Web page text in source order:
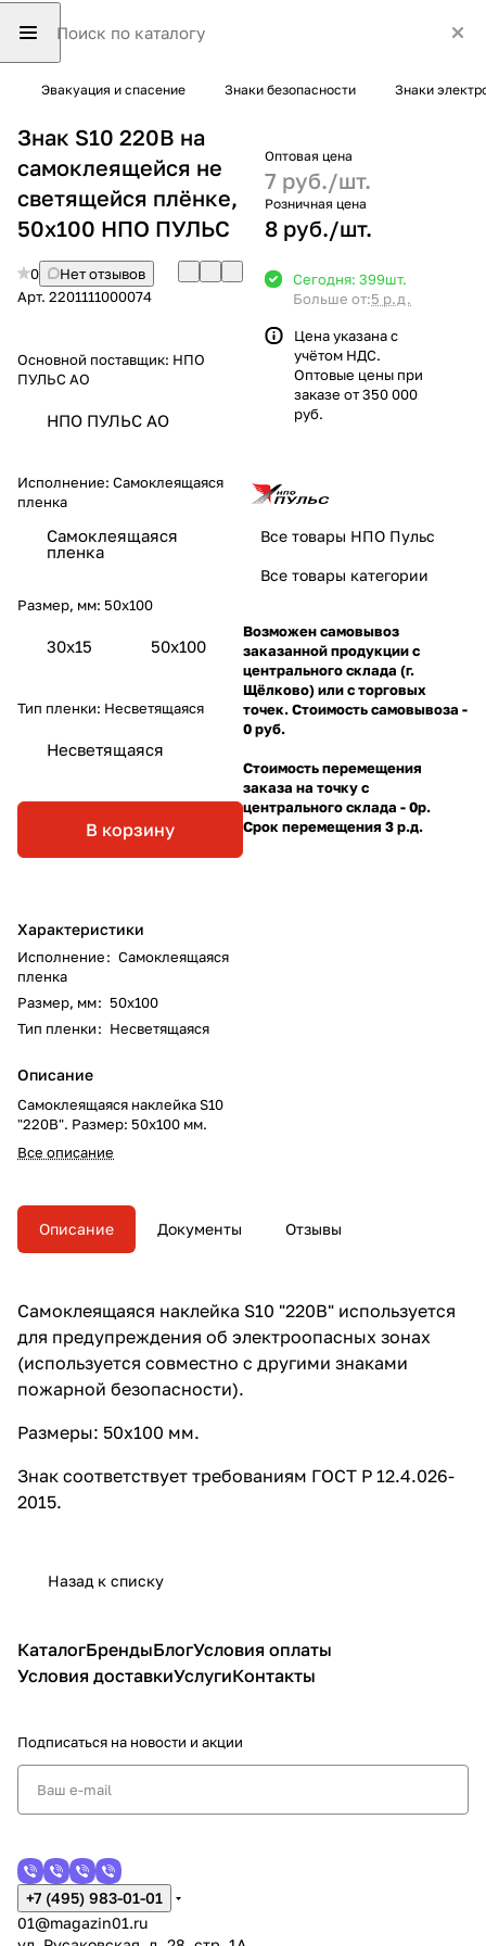
Эвакуация и спасение Знаки безопасности Знаки
Знак S10 220В на
самоклеящейся не
светящейся плёнке,
50х100 НПО ПУЛЬС
0
Нет отзывов
Арт. 2201111000074
Основной поставщик: НПО
ПУЛЬС АО
НПО ПУЛЬС АО
Исполнение: Самоклеящаяся
пленка
Самоклеящаяся
пленка
Размер, мм: 50х100
30х15 50х100
Тип пленки: Несветящаяся
Несветящаяся
В корзину
Характеристики
Исполнение: Самоклеящаяся
пленка
Размер, мм: 50х100
Тип пленки: Несветящаяся
Описание
Самоклеящаяся наклейка S10
"220В". Размер: 50х100 мм.
Все описание
Оптовая цена
7 руб./шт.
Розничная цена
8 руб./шт.
Сегодня: 399шт.
Больше от:5 р.д.
Цена указана с
учётом НДС.
Оптовые цены при
заказе от 350 000
руб.
Все товары НПО Пульс
Все товары категории
Возможен самовывоз
заказанной продукции с
центрального склада (г.
Щёлково) или с торговых
точек. Стоимость самовывоза -
0 руб.
Стоимость перемещения
заказа на точку с
центрального склада - 0р.
Срок перемещения 3 р.д.
Описание Документы Отзывы
Самоклеящаяся наклейка S10 "220В" используется
для предупреждения об электроопасных зонах
(используется совместно с другими знаками
пожарной безопасности).
Размеры: 50х100 мм.
Знак соответствует требованиям ГОСТ Р 12.4.026-
2015.
Назад к списку
КаталогБрендыБлогУсловия оплаты
Условия доставкиУслугиКонтакты
Подписаться на новости и акции
+7 (495) 983-01-01
01@magazin01.ru